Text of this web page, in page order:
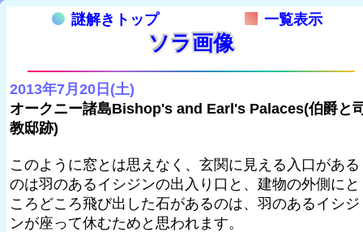
謎解きトップ 一覧表示
ソラ画像
2013年7月20日(土)
オークニー諸島Bishop's and Earl's Palaces(伯爵と
教邸跡)
このように窓とは思えなく、玄関に見える入口がある
のは羽のあるイシジンの出入り口と、建物の外側にと
ころどころ飛び出した石があるのは、羽のあるイシジ
ンが座って休むためと思われます。